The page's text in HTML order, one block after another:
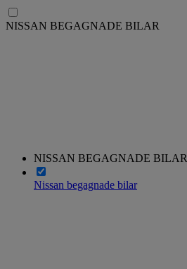
NISSAN BEGAGNADE BILAR
NISSAN BEGAGNADE BILAR
Nissan begagnade bilar